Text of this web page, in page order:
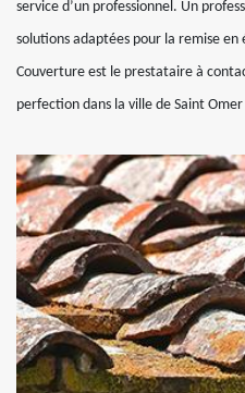
service d’un professionnel. Un
solutions adaptées pour la remise
Couverture est le prestataire à
perfection dans la ville de Saint